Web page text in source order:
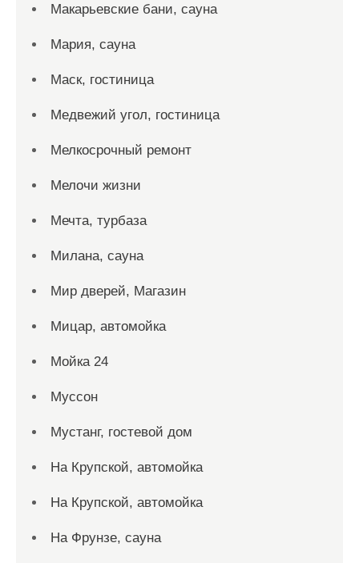
Макарьевские бани, сауна
Мария, сауна
Маск, гостиница
Медвежий угол, гостиница
Мелкосрочный ремонт
Мелочи жизни
Мечта, турбаза
Милана, сауна
Мир дверей, Магазин
Мицар, автомойка
Мойка 24
Муссон
Мустанг, гостевой дом
На Крупской, автомойка
На Крупской, автомойка
На Фрунзе, сауна